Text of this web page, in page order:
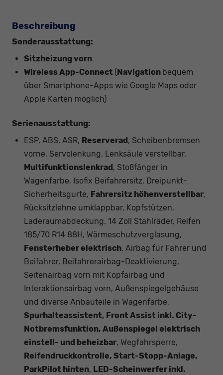
Beschreibung
Sonderausstattung:
Sitzheizung vorn
Wireless App-Connect ( Navigation bequem
über Smartphone-Apps wie Google Maps oder
Apple Karten möglich)
Serienausstattung:
ESP, ABS, ASR, Reserverad , Scheibenbremsen
vorne, Servolenkung, Lenksäule verstellbar,
Multifunktionslenkrad , Stoßfänger in
Wagenfarbe, Isofix Beifahrersitz, Dreipunkt-
Sicherheitsgurte, Fahrersitz höhenverstellbar,
Rücksitzlehne umklappbar, Kopfstützen,
Laderaumabdeckung, 14 Zoll Stahlräder, Reifen
185/70 R14 88H, Wärmeschutzverglasung,
Fensterheber elektrisch, Airbag für Fahrer und
Beifahrer, Beifahrerairbag-Deaktivierung,
Seitenairbag vorn mit Kopfairbag und
Interaktionsairbag vorn, Außenspiegelgehäuse
und diverse Anbauteile in Wagenfarbe,
Spurhalteassistent, Front Assist inkl. City-
Notbremsfunktion, Außenspiegel elektrisch
einstell- und beheizbar, Wegfahrsperre,
Reifendruckkontrolle, Start-Stopp-Anlage,
ParkPilot hinten, LED-Scheinwerfer inkl.